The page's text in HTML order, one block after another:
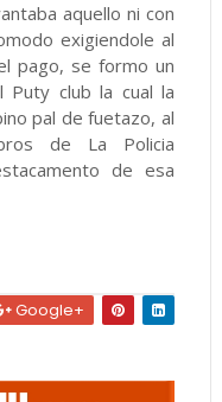
aquello ni con
exigiendole al
pago, se formo un
Puty club la cual la
pal de fuetazo, al
de La Policia
de esa
Google+